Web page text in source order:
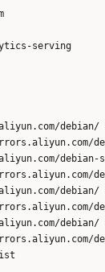
serving
debian/
debian/